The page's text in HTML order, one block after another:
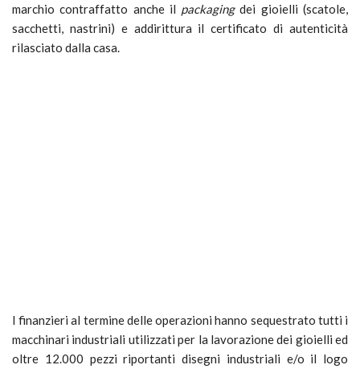
marchio contraffatto anche il packagingdei gioielli (scatole,
sacchetti, nastrini) e addirittura il certificato di autenticità
rilasciato dalla casa.
I finanzieri al termine delle operazioni hanno sequestrato tutti i
macchinari industriali utilizzati per la lavorazione dei gioielli ed
oltre 12.000 pezzi riportanti disegni industriali e/o il logo